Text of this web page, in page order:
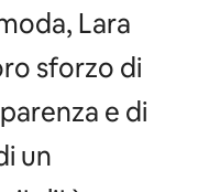
Lara
sforzo di
e di
un